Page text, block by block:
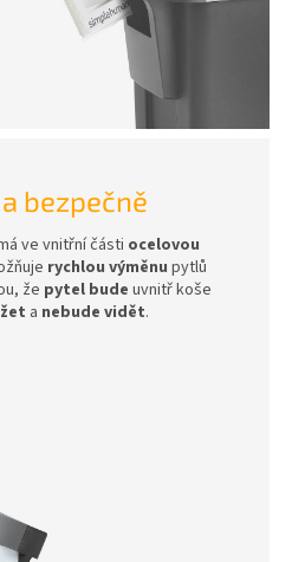
bezpečně
ve vnitřní části ocelovou
rychlou výměnu pytlů
že pytel bude uvnitř koše
a nebude vidět.